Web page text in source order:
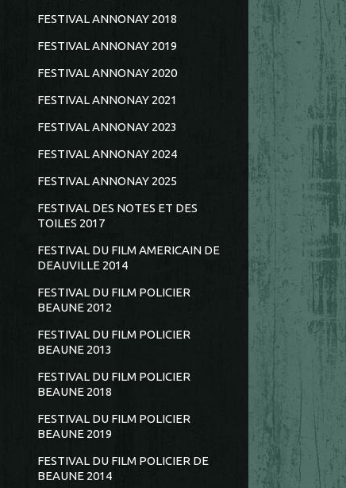
FESTIVAL ANNONAY 2018
FESTIVAL ANNONAY 2019
FESTIVAL ANNONAY 2020
FESTIVAL ANNONAY 2021
FESTIVAL ANNONAY 2023
FESTIVAL ANNONAY 2024
FESTIVAL ANNONAY 2025
FESTIVAL DES NOTES ET DES
TOILES 2017
FESTIVAL DU FILM AMERICAIN DE
DEAUVILLE 2014
FESTIVAL DU FILM POLICIER
BEAUNE 2012
FESTIVAL DU FILM POLICIER
BEAUNE 2013
FESTIVAL DU FILM POLICIER
BEAUNE 2018
FESTIVAL DU FILM POLICIER
BEAUNE 2019
FESTIVAL DU FILM POLICIER DE
BEAUNE 2014